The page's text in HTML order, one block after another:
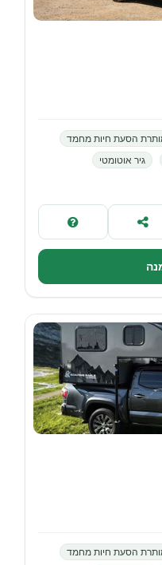
הסעת חיות מחמד
גיר אוטומטי
הסעת חיות מחמד